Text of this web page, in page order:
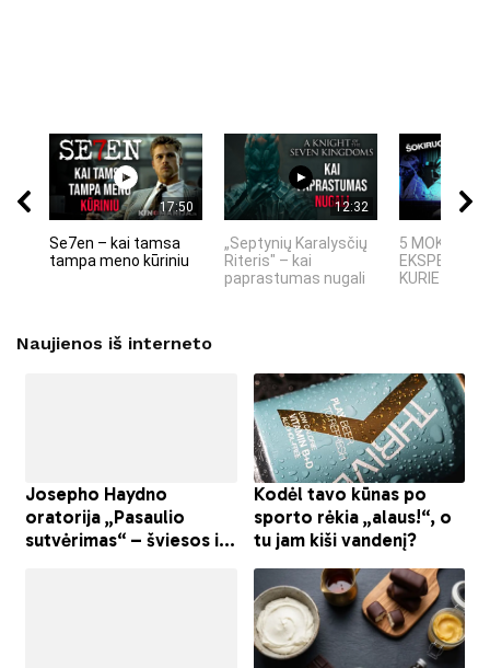
17:50
Se7en – kai tamsa
tampa meno kūriniu
12:32
„Septynių Karalysčių
Riteris" – kai
paprastumas nugali
5 MOKSLINIAI
KURIE
Naujienos iš interneto